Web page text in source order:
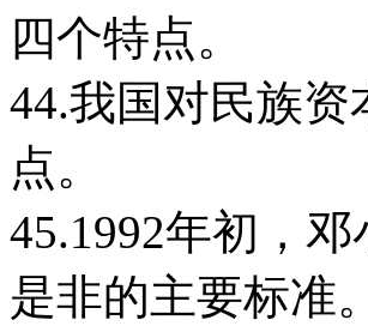
四个特点。
44.我国对民族
点。
45.1992年初，
是非的主要标准。